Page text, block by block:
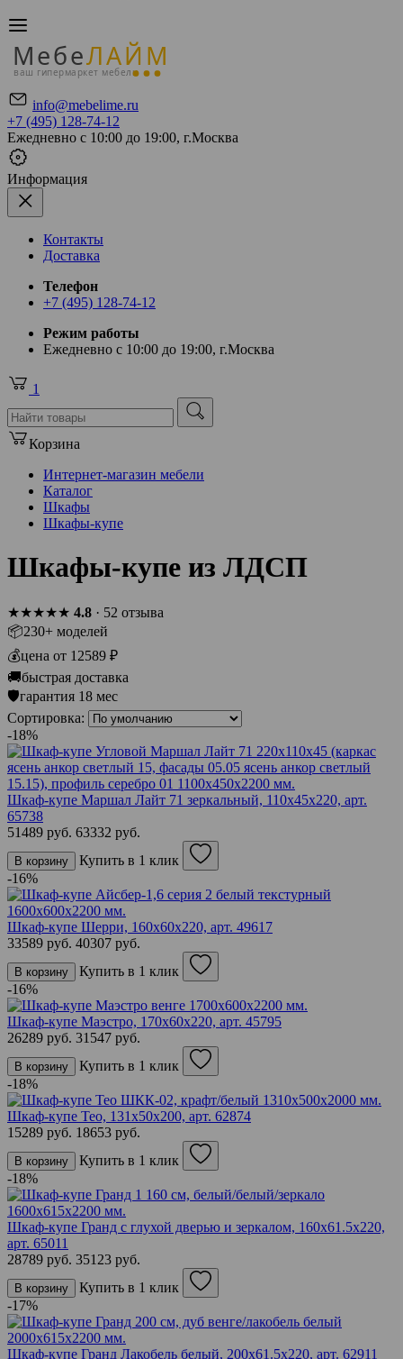
МебеЛАЙМ
ваш гипермаркет мебели
info@mebelime.ru
+7 (495) 128-74-12
Ежедневно с 10:00 до 19:00, г.Москва
Информация
Контакты
Доставка
Телефон
+7 (495) 128-74-12
Режим работы
Ежедневно с 10:00 до 19:00, г.Москва
1
Корзина
Интернет-магазин мебели
Каталог
Шкафы
Шкафы-купе
Шкафы-купе из ЛДСП
★★★★★ 4.8 · 52 отзыва
📦230+ моделей
💰цена от 12589 ₽
🚚быстрая доставка
🛡гарантия 18 мес
Сортировка:
-18%
Шкаф-купе Маршал Лайт 71 зеркальный, 110х45х220, арт.
65738
51489 руб. 63332 руб.
В корзину
Купить в 1 клик
-16%
Шкаф-купе Шерри, 160х60х220, арт. 49617
33589 руб. 40307 руб.
В корзину
Купить в 1 клик
-16%
Шкаф-купе Маэстро, 170х60х220, арт. 45795
26289 руб. 31547 руб.
В корзину
Купить в 1 клик
-18%
Шкаф-купе Тео, 131х50х200, арт. 62874
15289 руб. 18653 руб.
В корзину
Купить в 1 клик
-18%
Шкаф-купе Гранд с глухой дверью и зеркалом, 160х61.5х220,
арт. 65011
28789 руб. 35123 руб.
В корзину
Купить в 1 клик
-17%
Шкаф-купе Гранд Лакобель белый, 200х61.5х220, арт. 62911